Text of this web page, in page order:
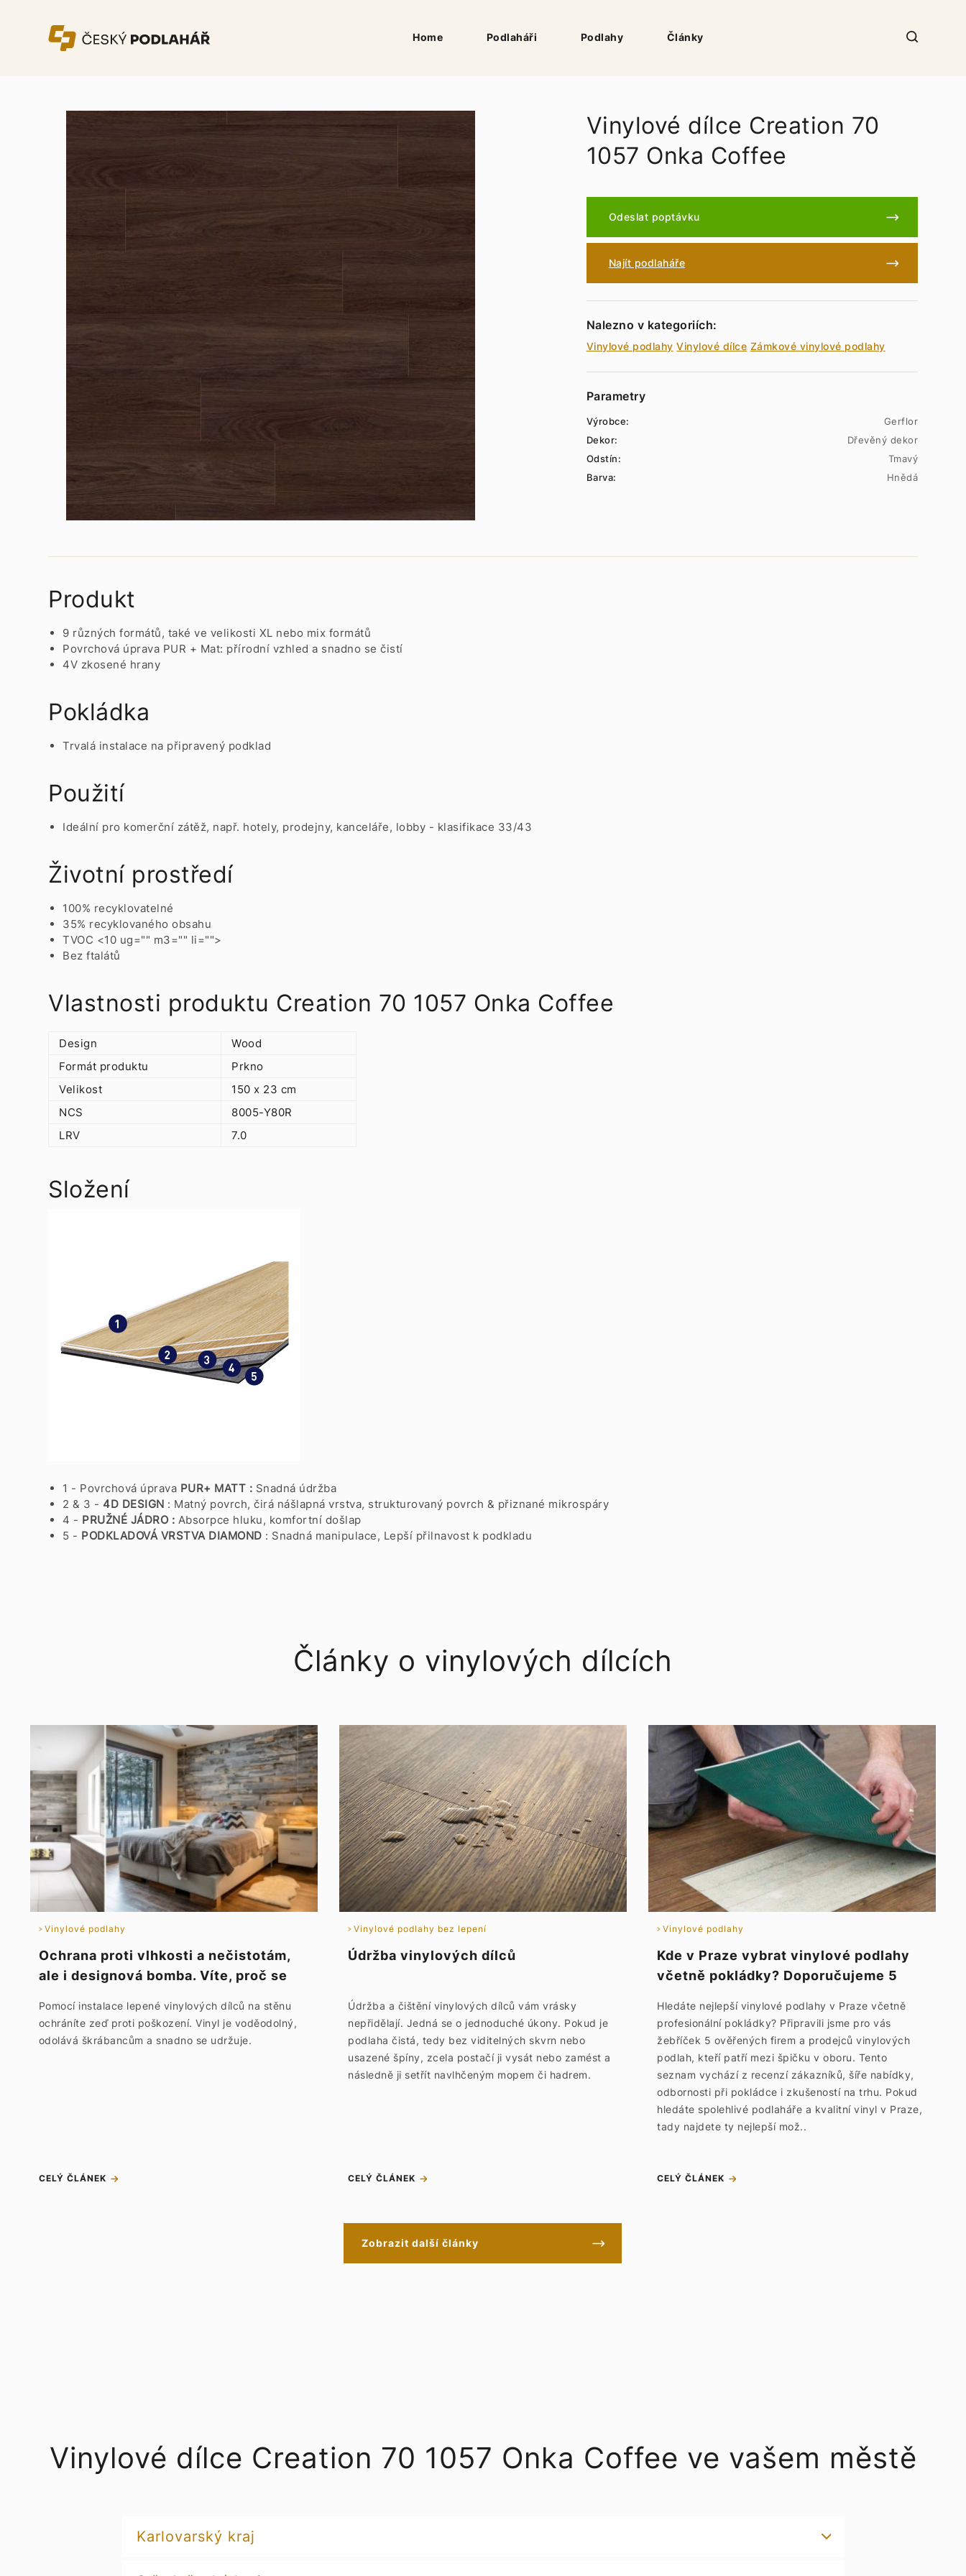
Home Podlaháři Podlahy Články
Vinylové dílce Creation 70
1057 Onka Coffee
Odeslat poptávku
Najít podlaháře
Nalezno v kategoriích:
Vinylové podlahy Vinylové dílce Zámkové vinylové podlahy
Parametry
Výrobce:
Gerflor
Dekor:
Dřevěný dekor
Odstín:
Tmavý
Barva:
Hnědá
Produkt
9 různých formátů, také ve velikosti XL nebo mix formátů
Povrchová úprava PUR + Mat: přírodní vzhled a snadno se čistí
4V zkosené hrany
Pokládka
Trvalá instalace na připravený podklad
Použití
Ideální pro komerční zátěž, např. hotely, prodejny, kanceláře, lobby - klasifikace 33/43
Životní prostředí
100% recyklovatelné
35% recyklovaného obsahu
TVOC <10 ug="" m3="" li="">
Bez ftalátů
Vlastnosti produktu Creation 70 1057 Onka Coffee
Design
Wood
Formát produktu
Prkno
Velikost
150 x 23 cm
NCS
8005-Y80R
LRV
7.0
Složení
1 - Povrchová úprava PUR+ MATT : Snadná údržba
2 & 3 - 4D DESIGN : Matný povrch, čirá nášlapná vrstva, strukturovaný povrch & přiznané mikrospáry
4 - PRUŽNÉ JÁDRO : Absorpce hluku, komfortní došlap
5 - PODKLADOVÁ VRSTVA DIAMOND : Snadná manipulace, Lepší přilnavost k podkladu
Články o vinylových dílcích
Vinylové podlahy
Ochrana proti vlhkosti a nečistotám,
ale i designová bomba. Víte, proč se
Pomocí instalace lepené vinylových dílců na stěnu
ochráníte zeď proti poškození. Vinyl je voděodolný,
odolává škrábancům a snadno se udržuje.
CELÝ ČLÁNEK
Vinylové podlahy bez lepení
Údržba vinylových dílců
Údržba a čištění vinylových dílců vám vrásky
nepřidělají. Jedná se o jednoduché úkony. Pokud je
podlaha čistá, tedy bez viditelných skvrn nebo
usazené špíny, zcela postačí ji vysát nebo zamést a
následně ji setřít navlhčeným mopem či hadrem.
CELÝ ČLÁNEK
Vinylové podlahy
Kde v Praze vybrat vinylové podlahy
včetně pokládky? Doporučujeme 5
Hledáte nejlepší vinylové podlahy v Praze včetně
profesionální pokládky? Připravili jsme pro vás
žebříček 5 ověřených firem a prodejců vinylových
podlah, kteří patří mezi špičku v oboru. Tento
seznam vychází z recenzí zákazníků, šíře nabídky,
odbornosti při pokládce i zkušeností na trhu. Pokud
hledáte spolehlivé podlaháře a kvalitní vinyl v Praze,
tady najdete ty nejlepší mož..
CELÝ ČLÁNEK
Zobrazit další články
Vinylové dílce Creation 70 1057 Onka Coffee ve vašem městě
Karlovarský kraj